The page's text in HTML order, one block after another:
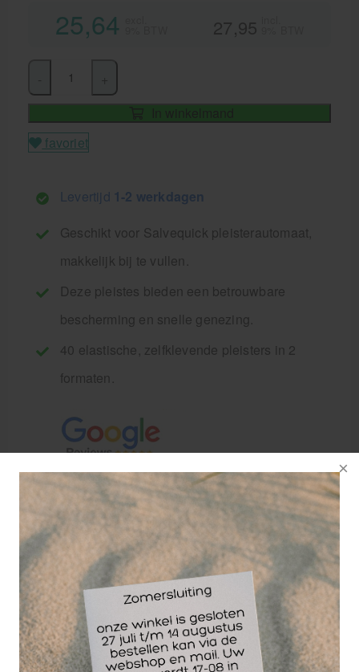
25,64 27,95
In winkelmand
favoriet
Levertijd 1-2 werkdagen
Geschikt voor Salvequick pleisterautomaat,
makkelijk bij te vullen.
Deze pleistes bieden een betrouwbare
bescherming en snelle genezing.
40 elastische, zelfklevende pleisters in 2
formaten.
De Salvequick navulling met referentie 6444,
elastische pleisters, is de ideale aanvulling voor de
muurdispenser. Deze navulling is specifiek
ontworpen om te passen in de Salvequick
pleisterautomaat en zorgt voor een gemakkelijke en
hygiënische manier om pleisters bij te vullen. Met
40 zelfklevende pleisters ben je goed voorbereid en
voorzien van voldoende pleisters om kleine